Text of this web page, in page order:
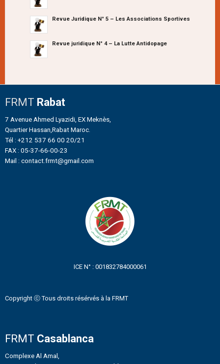
Revue Juridique N° 5 – Les Associations Sportives
Revue juridique N° 4 – La Lutte Antidopage
FRMT Rabat
7 Avenue Ahmed Lyazidi, EX Meknès,
Quartier Hassan,Rabat Maroc.
Tél : +212 537 66 00 20/21
FAX : 05-37-66-00-23
Mail : contact.frmt@gmail.com
ICE N° : 001832784000061
Copyright ⓒ Tous droits résérvés à la FRMT
FRMT Casablanca
Complexe Al Amal,